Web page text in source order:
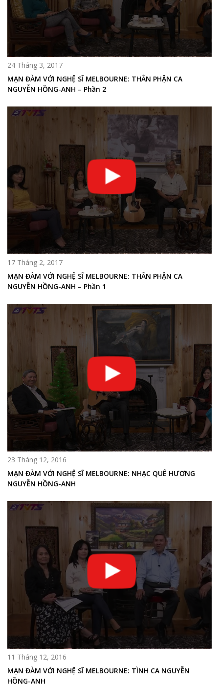
24 Tháng 3, 2017
MẠN ĐÀM VỚI NGHỆ SĨ MELBOURNE: THÂN PHẬN CA
NGUYỄN HỒNG-ANH – Phần 2
17 Tháng 2, 2017
MẠN ĐÀM VỚI NGHỆ SĨ MELBOURNE: THÂN PHẬN CA
NGUYỄN HỒNG-ANH – Phần 1
23 Tháng 12, 2016
MẠN ĐÀM VỚI NGHỆ SĨ MELBOURNE: NHẠC QUÊ HƯƠNG
NGUYỄN HỒNG-ANH
11 Tháng 12, 2016
MẠN ĐÀM VỚI NGHỆ SĨ MELBOURNE: TÌNH CA NGUYỄN
HỒNG-ANH